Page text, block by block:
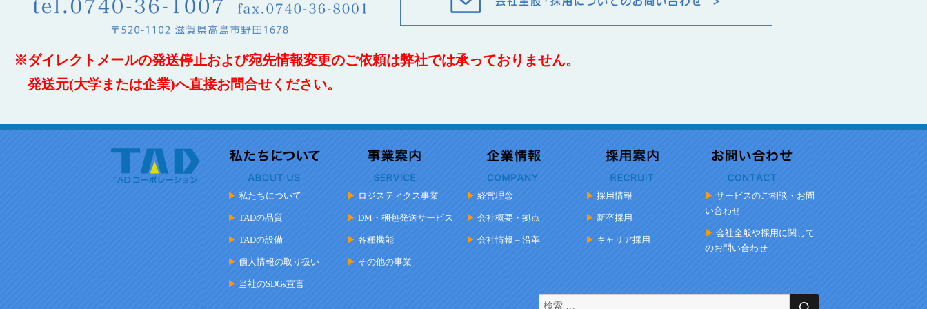
※ダイレクトメールの発送停止および宛先情報変更のご依頼は弊社では承っておりません。
発送元(大学または企業)へ直接お問合せください。
私たちについて
TADの品質
TADの設備
個人情報の取り扱い
当社のSDGs宣言
ロジスティクス事業
DM・梱包発送サービス
各種機能
その他の事業
経営理念
会社概要・拠点
会社情報 – 沿革
採用情報
新卒採用
キャリア採用
サービスのご相談・お問
い合わせ
会社全般や採用に関して
のお問い合わせ